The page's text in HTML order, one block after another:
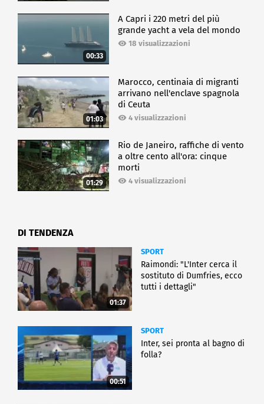
00:33
A Capri i 220 metri del più
grande yacht a vela del mondo
18 visualizzazioni
01:03
Marocco, centinaia di migranti
arrivano nell'enclave spagnola
di Ceuta
4 visualizzazioni
01:29
Rio de Janeiro, raffiche di vento
a oltre cento all'ora: cinque
morti
4 visualizzazioni
DI TENDENZA
01:37
SPORT
Raimondi: "L'Inter cerca il
sostituto di Dumfries, ecco
tutti i dettagli"
00:51
SPORT
Inter, sei pronta al bagno di
folla?